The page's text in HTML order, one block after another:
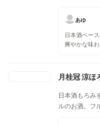
あゆ
日本酒ベー
爽やかな味
すめしたい
も合いますね
月桂冠 涼ほ
日本酒もろみ
ルのお酒。フ